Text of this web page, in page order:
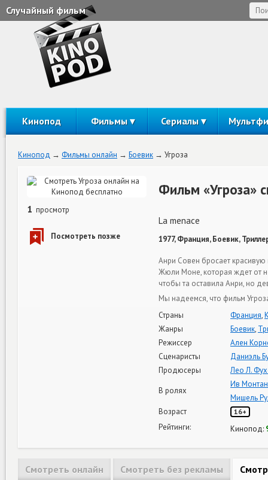
Случайный фильм
Кинопод Фильмы Сериалы
Кинопод Фильмы онлайн Боевик Угроза
1 просмотр
Фильм «Угроза»
La menace
1977, Франция, Боевик,
Анри Совен бросает
Жюли Моне, которая ждет от
чтобы та оставила Анри, но
Мы надеемся, что фильм
Страны
Франция,
Жанры
Боевик,
Режиссер
Ален
Сценаристы
Даниэль
Продюсеры
Лео Л.
В ролях
Ив Монтан
Мишель
Возраст
16+
Рейтинги: Кинопод:
Смотреть онлайн Смотреть без рекламы